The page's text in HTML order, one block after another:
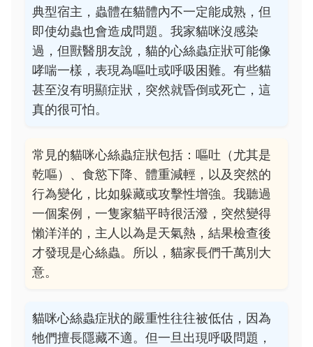
典型宿主，蟲體在貓體內不一定能成熟，但
即使幼蟲也會造成問題。我家貓咪沒感染
過，但獸醫朋友說，貓的心絲蟲症狀可能像
哮喘一樣，表現為嘔吐或呼吸困難。有些貓
甚至沒有明顯症狀，突然就昏倒或死亡，這
真的很可怕。
常見的貓咪心絲蟲症狀包括：嘔吐（尤其是
乾嘔）、食慾下降、體重減輕，以及突然的
行為變化，比如躲藏或攻擊性增強。我聽過
一個案例，一隻家貓平時很活潑，突然變得
懶洋洋的，主人以為是天氣熱，結果檢查後
才發現是心絲蟲。所以，貓家長們千萬別大
意。
貓咪心絲蟲症狀的嚴重性往往被低估，因為
牠們擅長隱藏不適。但一旦出現呼吸問題，